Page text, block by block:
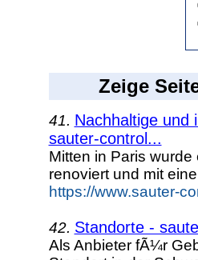
Zeige
41. Nachhaltige und
sauter-control...
Mitten in Paris
renoviert und mit
https://www.sauter-
42. Standorte -
Als Anbieter fÃ¼r